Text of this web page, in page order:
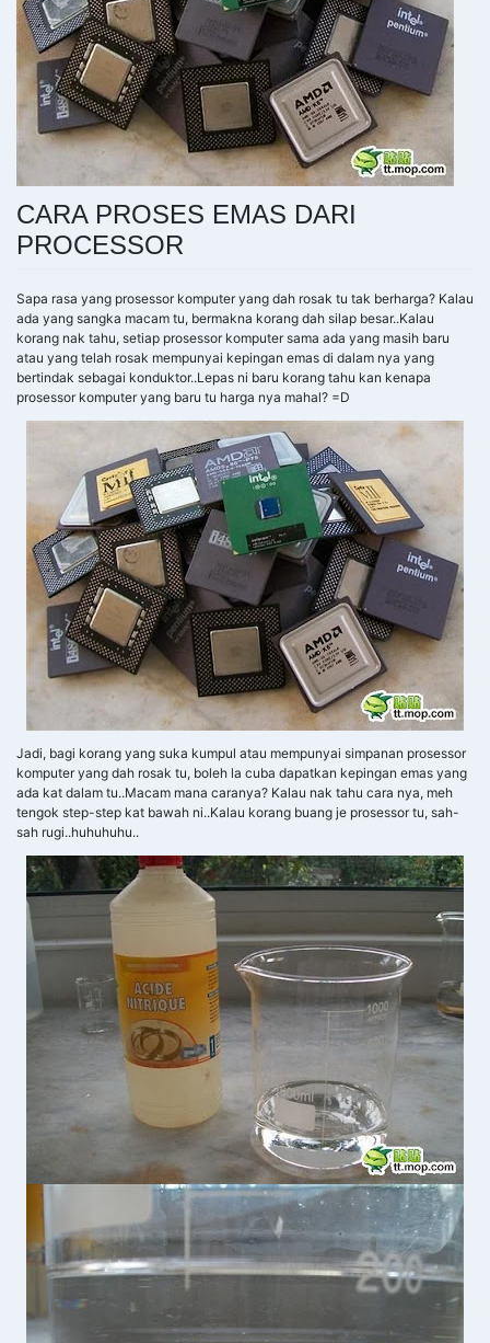
CARA PROSES EMAS DARI
PROCESSOR
Sapa rasa yang prosessor komputer yang dah rosak tu tak berharga? Kalau
ada yang sangka macam tu, bermakna korang dah silap besar..Kalau
korang nak tahu, setiap prosessor komputer sama ada yang masih baru
atau yang telah rosak mempunyai kepingan emas di dalam nya yang
bertindak sebagai konduktor..Lepas ni baru korang tahu kan kenapa
prosessor komputer yang baru tu harga nya mahal? =D
Jadi, bagi korang yang suka kumpul atau mempunyai simpanan prosessor
komputer yang dah rosak tu, boleh la cuba dapatkan kepingan emas yang
ada kat dalam tu..Macam mana caranya? Kalau nak tahu cara nya, meh
tengok step-step kat bawah ni..Kalau korang buang je prosessor tu, sah-
sah rugi..huhuhuhu..